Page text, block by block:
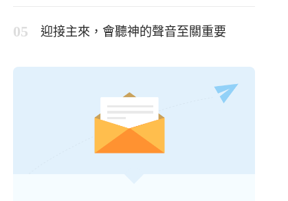
迎接主來，會聽神的聲音至關重要